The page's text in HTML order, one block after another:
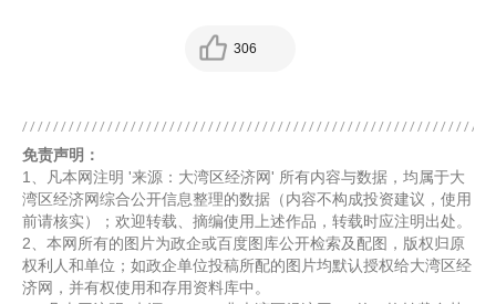
306
免责声明：
1、凡本网注明 '来源：大湾区经济网' 所有内容与数据，均属于大
湾区经济网综合公开信息整理的数据（内容不构成投资建议，使用
前请核实）；欢迎转载、摘编使用上述作品，转载时应注明出处。
2、本网所有的图片为政企或百度图库公开检索及配图，版权归原
权利人和单位；如政企单位投稿所配的图片均默认授权给大湾区经
济网，并有权使用和存用资料库中。